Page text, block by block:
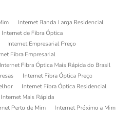
Internet Banda Larga Residencial
Internet de Fibra Óptica
Internet Empresarial Preço
Fibra Empresarial
Internet Fibra Óptica Mais Rápida do Brasil
Internet Fibra Óptica Preço
Internet Fibra Óptica Residencial
Internet Mais Rápida
Perto de Mim
Internet Próximo a Mim